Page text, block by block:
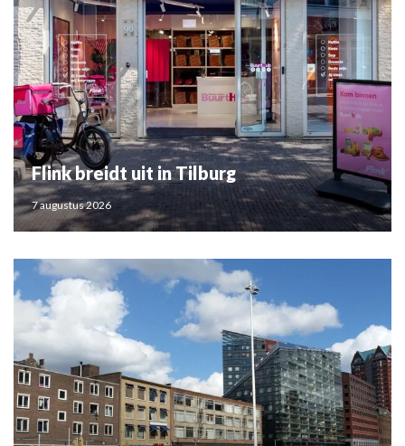
Flink breidt uit in Tilburg
7 augustus 2026